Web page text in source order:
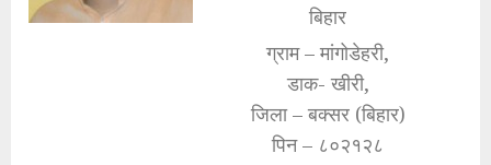
बिहार
ग्राम – मांगोडेहरी,
डाक- खीरी,
जिला – बक्सर (बिहार)
पिन – ८०२१२८